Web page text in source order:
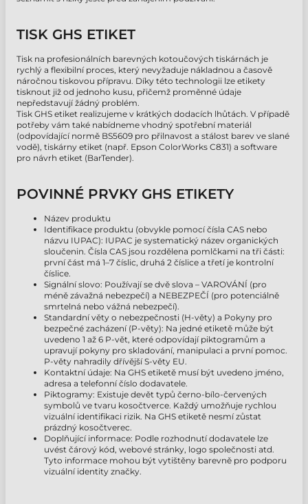
TISK GHS ETIKET
Tisk na profesionálních barevných kotoučových tiskárnách je
rychlý a flexibilní proces, který nevyžaduje nákladnou a časově
náročnou tiskovou přípravu. Díky této technologii lze etikety
tisknout již od jednoho kusu, přičemž proměnné údaje
nepředstavují žádný problém.
Tisk GHS etiket realizujeme v krátkých dodacích lhůtách. V případě
potřeby vám také nabídneme vhodný spotřební materiál
(odpovídající normě BS5609 pro přilnavost a stálost barev ve slané
vodě), tiskárny etiket (např. Epson ColorWorks C831) a software
pro návrh etiket (BarTender).
POVINNÉ PRVKY GHS ETIKETY
Název produktu
Identifikace produktu (obvykle pomocí čísla CAS nebo
názvu IUPAC): IUPAC je systematický název organických
sloučenin. Čísla CAS jsou rozdělena pomlčkami na tři části:
první část má 1–7 číslic, druhá 2 číslice a třetí je kontrolní
číslice.
Signální slovo: Používají se dvě slova – VAROVÁNÍ (pro
méně závažná nebezpečí) a NEBEZPEČÍ (pro potenciálně
smrtelná nebo vážná nebezpečí).
Standardní věty o nebezpečnosti (H-věty) a Pokyny pro
bezpečné zacházení (P-věty): Na jedné etiketě může být
uvedeno 1 až 6 P-vět, které odpovídají piktogramům a
upravují pokyny pro skladování, manipulaci a první pomoc.
P-věty nahradily dřívější S-věty EU.
Kontaktní údaje: Na GHS etiketě musí být uvedeno jméno,
adresa a telefonní číslo dodavatele.
Piktogramy: Existuje devět typů černo-bílo-červených
symbolů ve tvaru kosočtverce. Každý umožňuje rychlou
vizuální identifikaci rizik. Na GHS etiketě nesmí zůstat
prázdný kosočtverec.
Doplňující informace: Podle rozhodnutí dodavatele lze
uvést čárový kód, webové stránky, logo společnosti atd.
Tyto informace mohou být vytištěny barevně pro podporu
vizuální identity značky.